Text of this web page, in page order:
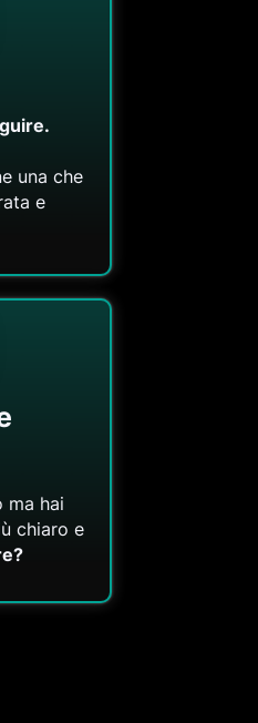
una che
e
ma hai
chiaro e